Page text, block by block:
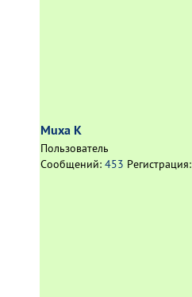
Muxa K
Пользователь
Сообщений: 453 Регистрация: